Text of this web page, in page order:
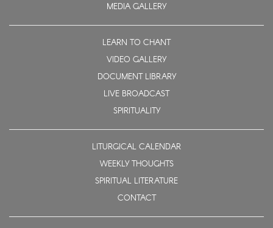
MEDIA GALLERY
LEARN TO CHANT
VIDEO GALLERY
DOCUMENT LIBRARY
LIVE BROADCAST
SPIRITUALITY
LITURGICAL CALENDAR
WEEKLY THOUGHTS
SPIRITUAL LITERATURE
CONTACT